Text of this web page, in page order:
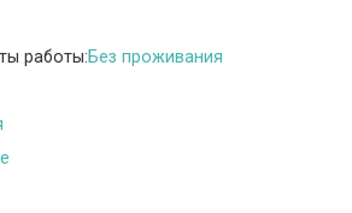
работы:Без проживания